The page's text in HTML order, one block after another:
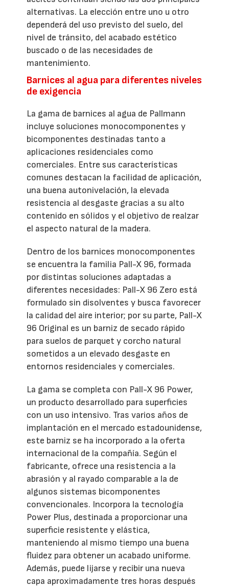
alternativas. La elección entre uno u otro
dependerá del uso previsto del suelo, del
nivel de tránsito, del acabado estético
buscado o de las necesidades de
mantenimiento.
Barnices al agua para diferentes niveles
de exigencia
La gama de barnices al agua de Pallmann
incluye soluciones monocomponentes y
bicomponentes destinadas tanto a
aplicaciones residenciales como
comerciales. Entre sus características
comunes destacan la facilidad de aplicación,
una buena autonivelación, la elevada
resistencia al desgaste gracias a su alto
contenido en sólidos y el objetivo de realzar
el aspecto natural de la madera.
Dentro de los barnices monocomponentes
se encuentra la familia Pall-X 96, formada
por distintas soluciones adaptadas a
diferentes necesidades: Pall-X 96 Zero está
formulado sin disolventes y busca favorecer
la calidad del aire interior; por su parte, Pall-X
96 Original es un barniz de secado rápido
para suelos de parquet y corcho natural
sometidos a un elevado desgaste en
entornos residenciales y comerciales.
La gama se completa con Pall-X 96 Power,
un producto desarrollado para superficies
con un uso intensivo. Tras varios años de
implantación en el mercado estadounidense,
este barniz se ha incorporado a la oferta
internacional de la compañía. Según el
fabricante, ofrece una resistencia a la
abrasión y al rayado comparable a la de
algunos sistemas bicomponentes
convencionales. Incorpora la tecnología
Power Plus, destinada a proporcionar una
superficie resistente y elástica,
manteniendo al mismo tiempo una buena
fluidez para obtener un acabado uniforme.
Además, puede lijarse y recibir una nueva
capa aproximadamente tres horas después